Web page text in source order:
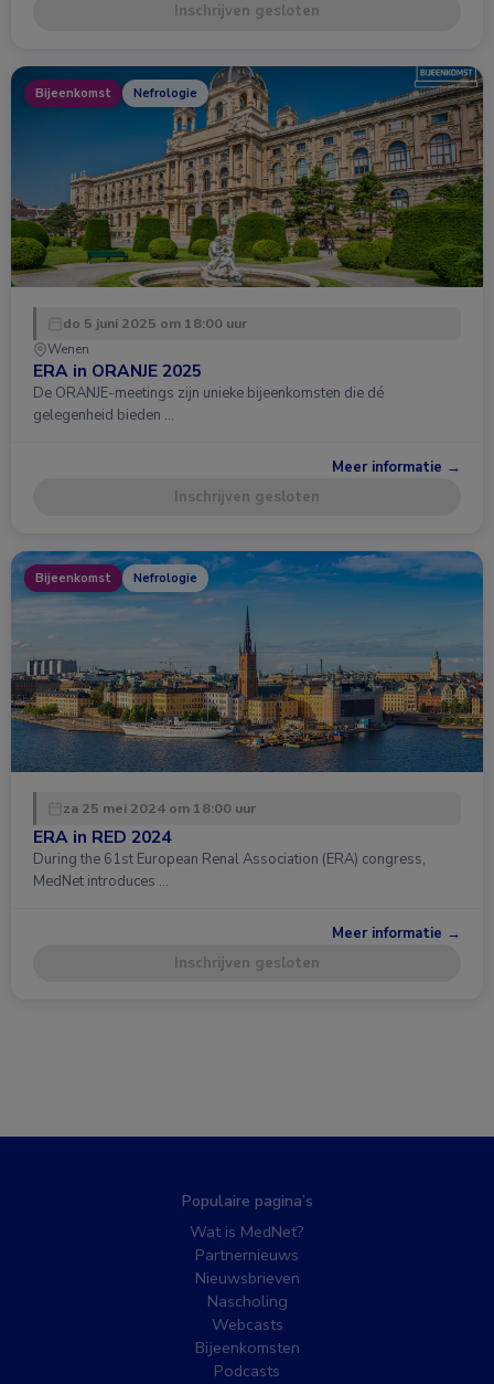
Inschrijven gesloten
Bijeenkomst Nefrologie
do 5 juni 2025 om 18:00 uur
Wenen
ERA in ORANJE 2025
De ORANJE-meetings zijn unieke bijeenkomsten die dé
gelegenheid bieden …
Meer informatie →
Inschrijven gesloten
Bijeenkomst Nefrologie
za 25 mei 2024 om 18:00 uur
ERA in RED 2024
During the 61st European Renal Association (ERA) congress,
MedNet introduces …
Meer informatie →
Inschrijven gesloten
Populaire pagina’s
Wat is MedNet?
Partnernieuws
Nieuwsbrieven
Nascholing
Webcasts
Bijeenkomsten
Podcasts